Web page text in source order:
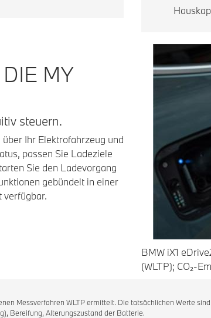
MY
steuern.
Ihr Elektrofahrzeug und
passen Sie Ladeziele
Sie den Ladevorgang
gebündelt in einer
verfügbar.
BMW iX1
(WLTP); CO₂-
Messverfahren WLTP ermittelt. Die tatsächlichen Werte
Bereifung, Alterungszustand der Batterie.